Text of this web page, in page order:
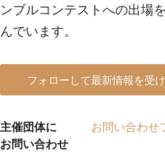
ンブルコンテストへの出場
んでいます。
フォローして最新情報を受
主催団体に
お問い合わせ
お問い合わせ